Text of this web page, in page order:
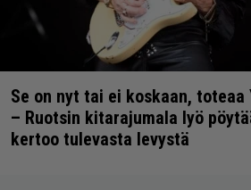
Se on nyt tai ei koskaan, toteaa
– Ruotsin kitarajumala lyö
kertoo tulevasta levystä